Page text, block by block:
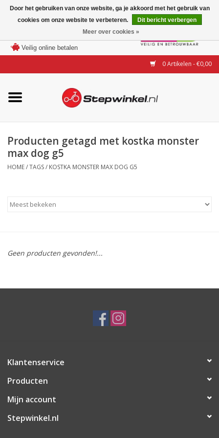
Veilig online betalen
0 Artikelen - €0,00
Merken
Modellen
Accessoires
Steps huren of uitproberen
Producten getagd met kostka monster
max dog g5
HOME/TAGS/ KOSTKA MONSTER MAX DOG G5
Geen producten gevonden!...
Klantenservice
Producten
Mijn account
Stepwinkel.nl
Door het gebruiken van onze website, ga je akkoord met het gebruik van
cookies om onze website te verbeteren.
Dit bericht verbergen
Meer over cookies »